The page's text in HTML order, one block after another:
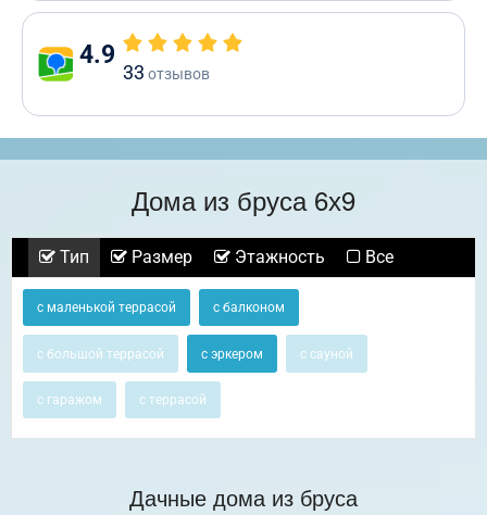
4.9
33 отзывов
Дома из бруса 6х9
Тип Размер Этажность Все
с маленькой террасой с балконом
с большой террасой с эркером с сауной
с гаражом с террасой
Дачные дома из бруса